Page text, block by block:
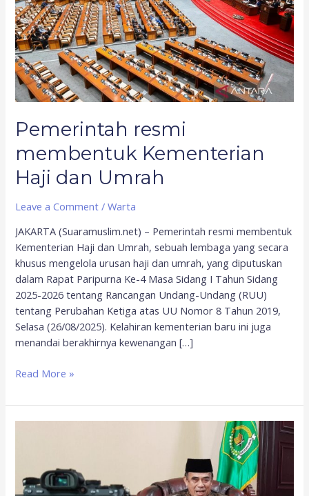
Pemerintah resmi
membentuk Kementerian
Haji dan Umrah
Leave a Comment /Warta
JAKARTA (Suaramuslim.net) – Pemerintah resmi membentuk
Kementerian Haji dan Umrah, sebuah lembaga yang secara
khusus mengelola urusan haji dan umrah, yang diputuskan
dalam Rapat Paripurna Ke-4 Masa Sidang I Tahun Sidang
2025-2026 tentang Rancangan Undang-Undang (RUU)
tentang Perubahan Ketiga atas UU Nomor 8 Tahun 2019,
Selasa (26/08/2025). Kelahiran kementerian baru ini juga
menandai berakhirnya kewenangan […]
dan
Umrah
Read More »
Sidang
Isbat